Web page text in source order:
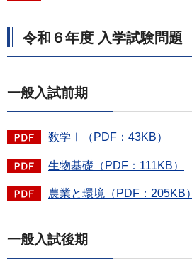
令和６年度 入学試験問題
一般入試前期
数学Ⅰ（PDF：43KB）
生物基礎（PDF：111KB）
農業と環境（PDF：205KB）
一般入試後期